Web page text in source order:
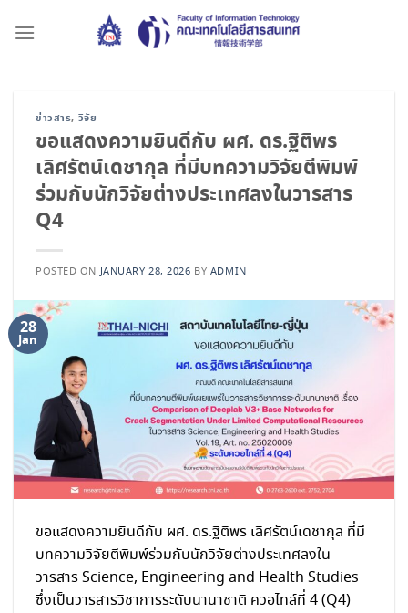
ข่าวสาร, วิจัย
ขอแสดงความยินดีกับ ผศ. ดร.ฐิติพร
เลิศรัตน์เดชากุล ที่มีบทความวิจัยตีพิมพ์
ร่วมกับนักวิจัยต่างประเทศลงในวารสาร
Q4
POSTED ON JANUARY 28, 2026 BY ADMIN
28
Jan
ขอแสดงความยินดีกับ ผศ. ดร.ฐิติพร เลิศรัตน์เดชากุล ที่มี
บทความวิจัยตีพิมพ์ร่วมกับนักวิจัยต่างประเทศลงใน
วารสาร Science, Engineering and Health Studies
ซึ่งเป็นวารสารวิชาการระดับนานาชาติ ควอไทล์ที่ 4 (Q4)